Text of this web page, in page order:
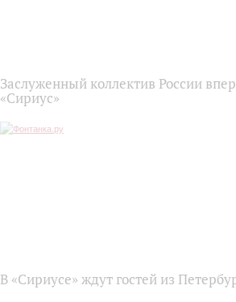
Заслуженный коллектив России
«Сириус»
В «Сириусе» ждут гостей из